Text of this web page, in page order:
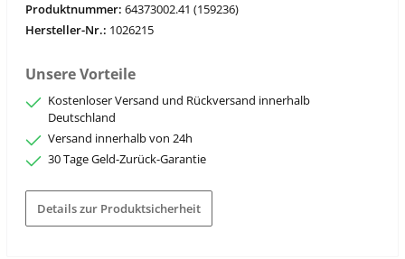
Produktnummer: 64373002.41 (159236)
Hersteller-Nr.: 1026215
Unsere Vorteile
Kostenloser Versand und Rückversand innerhalb
Deutschland
Versand innerhalb von 24h
30 Tage Geld-Zurück-Garantie
Details zur Produktsicherheit